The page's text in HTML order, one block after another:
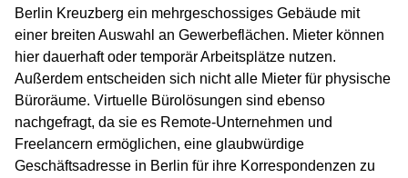
Berlin Kreuzberg ein mehrgeschossiges Gebäude mit
einer breiten Auswahl an Gewerbeflächen. Mieter können
hier dauerhaft oder temporär Arbeitsplätze nutzen.
Außerdem entscheiden sich nicht alle Mieter für physische
Büroräume. Virtuelle Bürolösungen sind ebenso
nachgefragt, da sie es Remote-Unternehmen und
Freelancern ermöglichen, eine glaubwürdige
Geschäftsadresse in Berlin für ihre Korrespondenzen zu